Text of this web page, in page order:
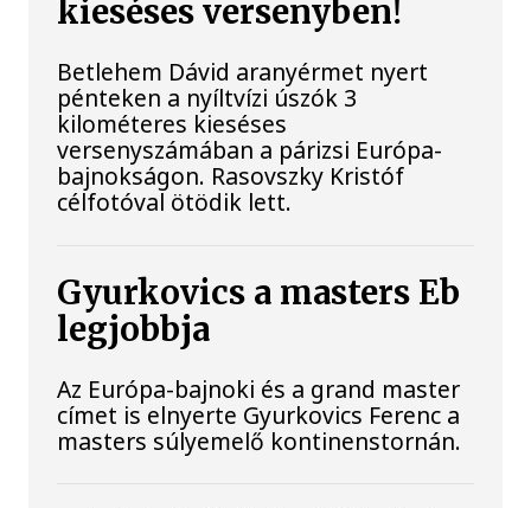
kieséses versenyben!
Betlehem Dávid aranyérmet nyert
pénteken a nyíltvízi úszók 3
kilométeres kieséses
versenyszámában a párizsi Európa-
bajnokságon. Rasovszky Kristóf
célfotóval ötödik lett.
Gyurkovics a masters Eb
legjobbja
Az Európa-bajnoki és a grand master
címet is elnyerte Gyurkovics Ferenc a
masters súlyemelő kontinenstornán.